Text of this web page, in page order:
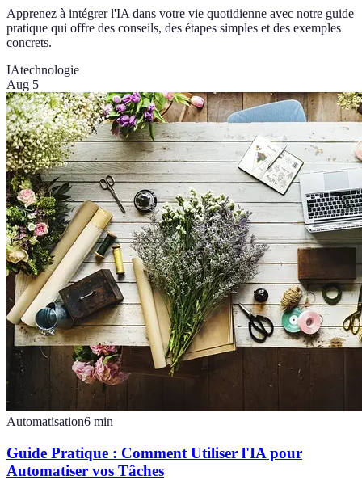
Apprenez à intégrer l'IA dans votre vie quotidienne avec notre guide
pratique qui offre des conseils, des étapes simples et des exemples
concrets.
IAtechnologie
Aug 5
Automatisation6 min
Guide Pratique : Comment Utiliser l'IA pour
Automatiser vos Tâches